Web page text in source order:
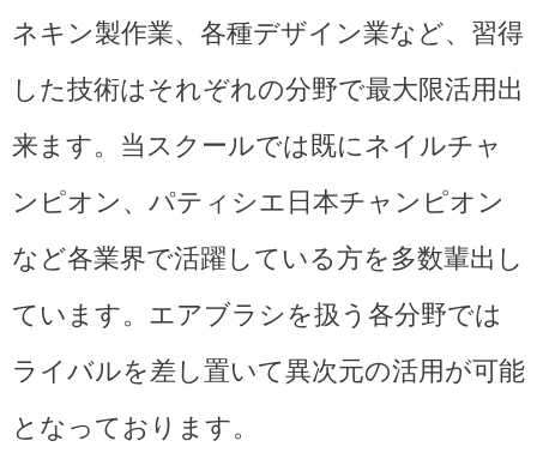
ネキン製作業、各種デザイン業など、習得
した技術はそれぞれの分野で最大限活用出
来ます。当スクールでは既にネイルチャ
ンピオン、パティシエ日本チャンピオン
など各業界で活躍している方を多数輩出し
ています。エアブラシを扱う各分野では
ライバルを差し置いて異次元の活用が可能
となっております。